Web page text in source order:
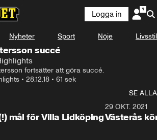
Logga in
Nyheter Sport Nöje Livsstil
succé
fortsätter att göra succé.
• 28.12.18 • 61 sek
SE ALLA
mål för Villa Lidköping
29 OKT. 2021
Västerås